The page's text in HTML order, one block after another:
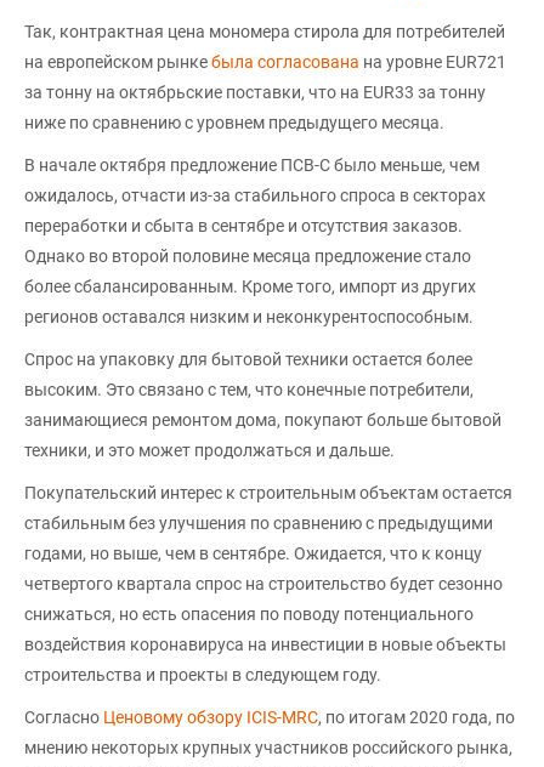
Так, контрактная цена мономера стирола для потребителей
на европейском рынкебыла согласована на уровне EUR721
за тонну на октябрьские поставки, что на EUR33 за тонну
ниже по сравнению с уровнем предыдущего месяца.
В начале октября предложение ПСВ-С было меньше, чем
ожидалось, отчасти из-за стабильного спроса в секторах
переработки и сбыта в сентябре и отсутствия заказов.
Однако во второй половине месяца предложение стало
более сбалансированным. Кроме того, импорт из других
регионов оставался низким и неконкурентоспособным.
Спрос на упаковку для бытовой техники остается более
высоким. Это связано с тем, что конечные потребители,
занимающиеся ремонтом дома, покупают больше бытовой
техники, и это может продолжаться и дальше.
Покупательский интерес к строительным объектам остается
стабильным без улучшения по сравнению с предыдущими
годами, но выше, чем в сентябре. Ожидается, что к концу
четвертого квартала спрос на строительство будет сезонно
снижаться, но есть опасения по поводу потенциального
воздействия коронавируса на инвестиции в новые объекты
строительства и проекты в следующем году.
Согласно Ценовому обзору ICIS-MRC, по итогам 2020 года, по
мнению некоторых крупных участников российского рынка,